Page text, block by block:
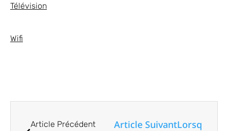
Télévision
Wifi
Article Précédent Article SuivantLorsque